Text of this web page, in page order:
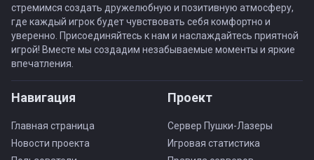
стремимся создать дружелюбную и позитивную атмосферу,
где каждый игрок будет чувствовать себя комфортно и
уверенно. Присоединяйтесь к нам и наслаждайтесь приятной
игрой! Вместе мы создадим незабываемые моменты и яркие
впечатления.
Навигация
Главная страница
Новости проекта
Проект
Сервер Пушки-Лазеры
Игровая статистика